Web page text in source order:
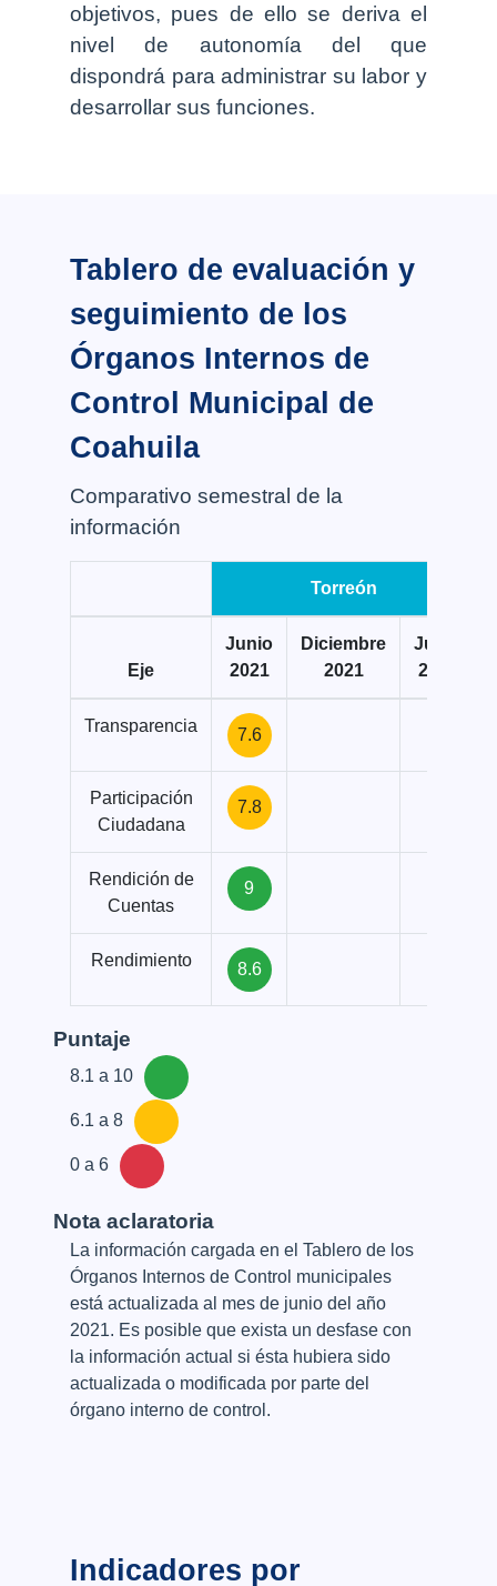
objetivos, pues de ello se deriva el
nivel de autonomía del que
dispondrá para administrar su labor y
desarrollar sus funciones.
Tablero de evaluación y
seguimiento de los
Órganos Internos de
Control Municipal de
Coahuila
Comparativo semestral de la
información
Torreón
Eje
Junio
2021
Diciembre
2021
Junio
2022
Transparencia 7.6
Participación
Ciudadana
7.8
Rendición de
Cuentas
9
Rendimiento 8.6
Puntaje
8.1 a 10
6.1 a 8
0 a 6
Nota aclaratoria
La información cargada en el Tablero de los
Órganos Internos de Control municipales
está actualizada al mes de junio del año
2021. Es posible que exista un desfase con
la información actual si ésta hubiera sido
actualizada o modificada por parte del
órgano interno de control.
Indicadores por